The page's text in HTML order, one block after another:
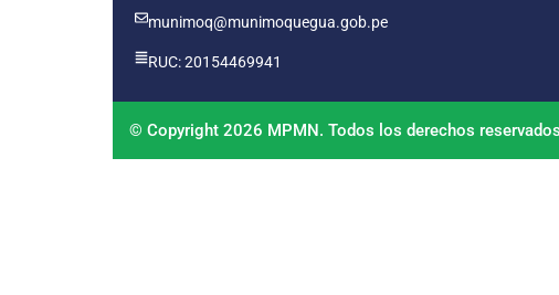
munimoq@munimoquegua.gob.pe
RUC: 20154469941
© Copyright 2026 MPMN. Todos los derechos